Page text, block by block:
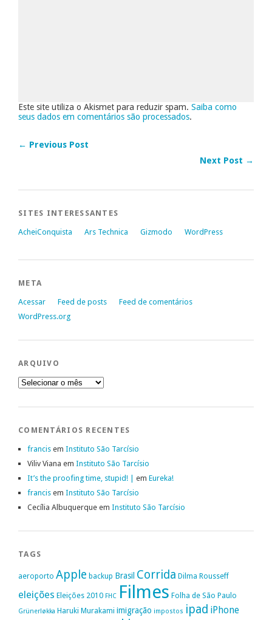
Este site utiliza o Akismet para reduzir spam. Saiba como
seus dados em comentários são processados.
← Previous Post
Next Post →
SITES INTERESSANTES
AcheiConquista Ars Technica Gizmodo WordPress
META
Acessar Feed de posts
Feed de comentários
WordPress.org
ARQUIVO
Arquivo
COMENTÁRIOS RECENTES
francis em Instituto São Tarcísio
Viliv Viana em Instituto São Tarcísio
It’s the proofing time, stupid! | em Eureka!
francis em Instituto São Tarcísio
Cecília Albuquerque em Instituto São Tarcísio
TAGS
aeroporto Apple backup Brasil Corrida Dilma Rousseff
eleições Eleições 2010 FHC Filmes Folha de São Paulo
Grünerløkka Haruki Murakami imigração impostos ipad iPhone